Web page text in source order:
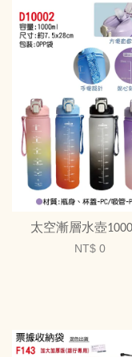
太空漸層水壺
NT$ 0